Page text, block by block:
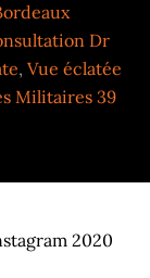
Dr
,Vue éclatée
Militaires 39
2020